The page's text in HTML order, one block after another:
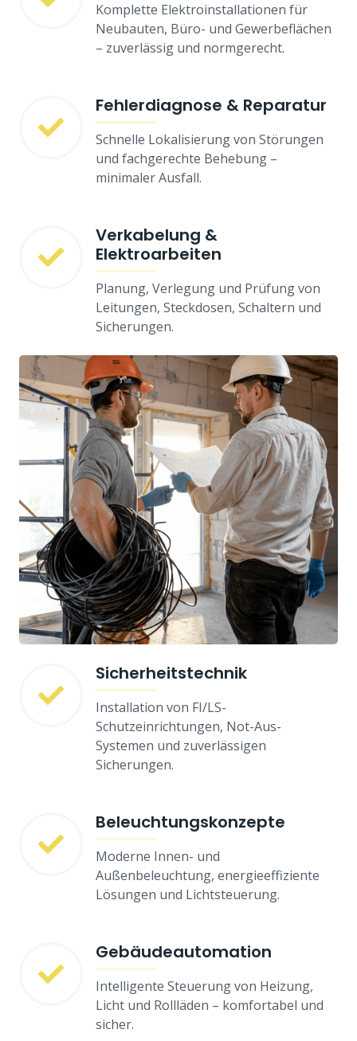
Komplette Elektroinstallationen für
Neubauten, Büro- und Gewerbeflächen
– zuverlässig und normgerecht.
Fehlerdiagnose & Reparatur
Schnelle Lokalisierung von Störungen
und fachgerechte Behebung –
minimaler Ausfall.
Verkabelung &
Elektroarbeiten
Planung, Verlegung und Prüfung von
Leitungen, Steckdosen, Schaltern und
Sicherungen.
Sicherheitstechnik
Installation von FI/LS-
Schutzeinrichtungen, Not-Aus-
Systemen und zuverlässigen
Sicherungen.
Beleuchtungskonzepte
Moderne Innen- und
Außenbeleuchtung, energieeffiziente
Lösungen und Lichtsteuerung.
Gebäudeautomation
Intelligente Steuerung von Heizung,
Licht und Rollläden – komfortabel und
sicher.